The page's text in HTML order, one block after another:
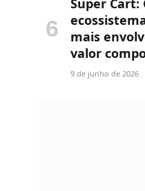
mais
valor
9 de junho de 2026